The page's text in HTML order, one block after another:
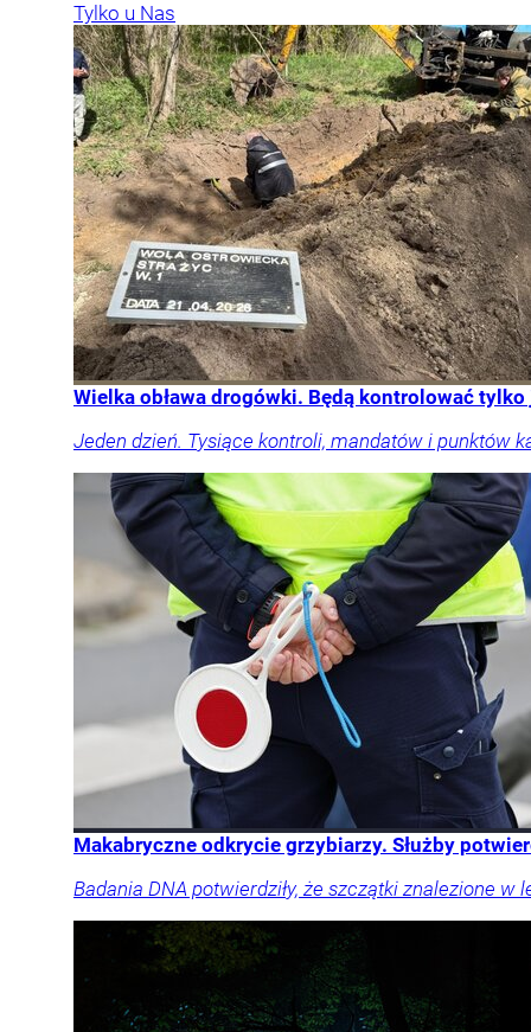
Tylko u Nas
Wielka obława drogówki. Będą kontrolować tylko
Jeden dzień. Tysiące kontroli, mandatów i punktów
Makabryczne odkrycie grzybiarzy. Służby
Badania DNA potwierdziły, że szczątki znalezione